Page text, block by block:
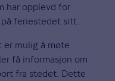
har opplevd for
feriestedet sitt.
er mulig å møte
få informasjon om
fra stedet. Dette